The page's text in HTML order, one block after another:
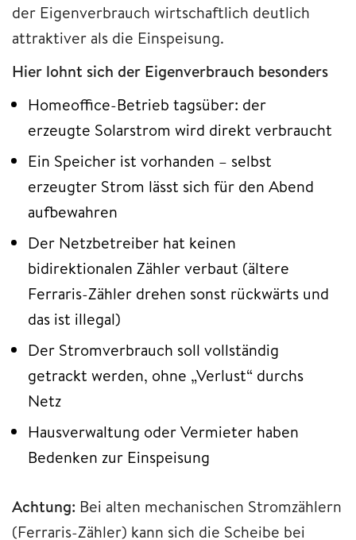
der Eigenverbrauch wirtschaftlich deutlich
attraktiver als die Einspeisung.
Hier lohnt sich der Eigenverbrauch besonders
Homeoffice-Betrieb tagsüber: der
erzeugte Solarstrom wird direkt verbraucht
Ein Speicher ist vorhanden – selbst
erzeugter Strom lässt sich für den Abend
aufbewahren
Der Netzbetreiber hat keinen
bidirektionalen Zähler verbaut (ältere
Ferraris-Zähler drehen sonst rückwärts und
das ist illegal)
Der Stromverbrauch soll vollständig
getrackt werden, ohne „Verlust“ durchs
Netz
Hausverwaltung oder Vermieter haben
Bedenken zur Einspeisung
Achtung: Bei alten mechanischen Stromzählern
(Ferraris-Zähler) kann sich die Scheibe bei